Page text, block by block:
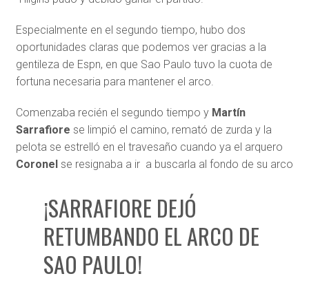
Especialmente en el segundo tiempo, hubo dos
oportunidades claras que podemos ver gracias a la
gentileza de Espn, en que Sao Paulo tuvo la cuota de
fortuna necesaria para mantener el arco.
Comenzaba recién el segundo tiempo y Martín
Sarrafiore se limpió el camino, remató de zurda y la
pelota se estrelló en el travesaño cuando ya el arquero
Coronel se resignaba a ir a buscarla al fondo de su arco
¡SARRAFIORE DEJÓ
RETUMBANDO EL ARCO DE
SAO PAULO!